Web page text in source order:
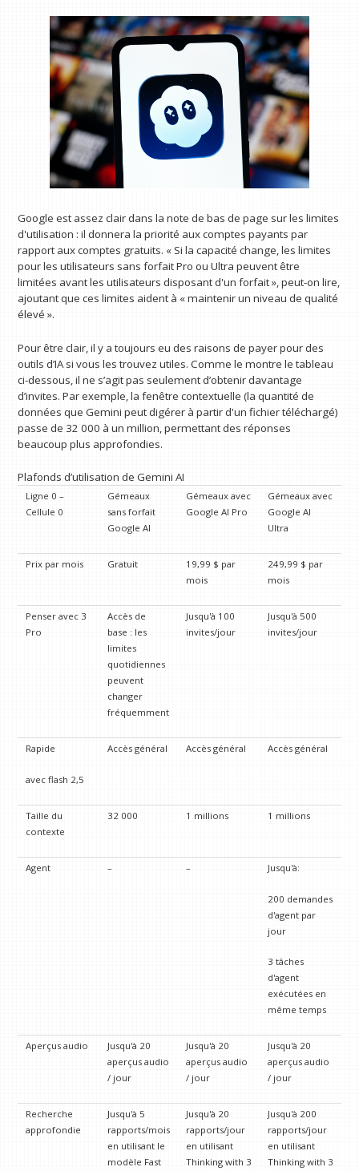
Google est assez clair dans la note de bas de page sur les limites
d'utilisation : il donnera la priorité aux comptes payants par
rapport aux comptes gratuits. « Si la capacité change, les limites
pour les utilisateurs sans forfait Pro ou Ultra peuvent être
limitées avant les utilisateurs disposant d'un forfait », peut-on lire,
ajoutant que ces limites aident à « maintenir un niveau de qualité
élevé ».
Pour être clair, il y a toujours eu des raisons de payer pour des
outils d’IA si vous les trouvez utiles. Comme le montre le tableau
ci-dessous, il ne s’agit pas seulement d’obtenir davantage
d’invites. Par exemple, la fenêtre contextuelle (la quantité de
données que Gemini peut digérer à partir d'un fichier téléchargé)
passe de 32 000 à un million, permettant des réponses
beaucoup plus approfondies.
Plafonds d’utilisation de Gemini AI
Ligne 0 –
Cellule 0
Gémeaux
sans forfait
Google AI
Gémeaux avec
Google AI Pro
Gémeaux avec
Google AI
Ultra
Prix ​​par mois Gratuit
19,99 $ par
mois
249,99 $ par
mois
Penser avec 3
Pro
Accès de
base : les
limites
quotidiennes
peuvent
changer
fréquemment
Jusqu'à 100
invites/jour
Jusqu'à 500
invites/jour
Rapide
avec flash 2,5
Accès général Accès général Accès général
Taille du
contexte
32 000 1 millions 1 millions
Agent – – Jusqu'à:
200 demandes
d'agent par
jour
3 tâches
d'agent
exécutées en
même temps
Aperçus audio
Jusqu'à 20
aperçus audio
/ jour
Jusqu'à 20
aperçus audio
/ jour
Jusqu'à 20
aperçus audio
/ jour
Recherche
approfondie
Jusqu'à 5
rapports/mois
en utilisant le
modèle Fast
Jusqu'à 20
rapports/jour
en utilisant
Thinking with 3
Jusqu'à 200
rapports/jour
en utilisant
Thinking with 3